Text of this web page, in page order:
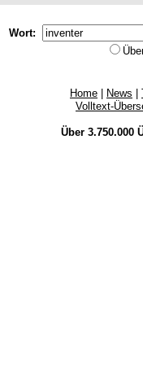
Wort:
Home News
Volltext-
Über 3.750.000